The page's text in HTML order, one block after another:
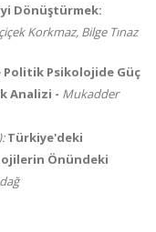
Dönüştürmek:
Korkmaz, Bilge Tınaz
Politik Psikolojide Güç
Analizi - Mukadder
Türkiye'deki
Önündeki